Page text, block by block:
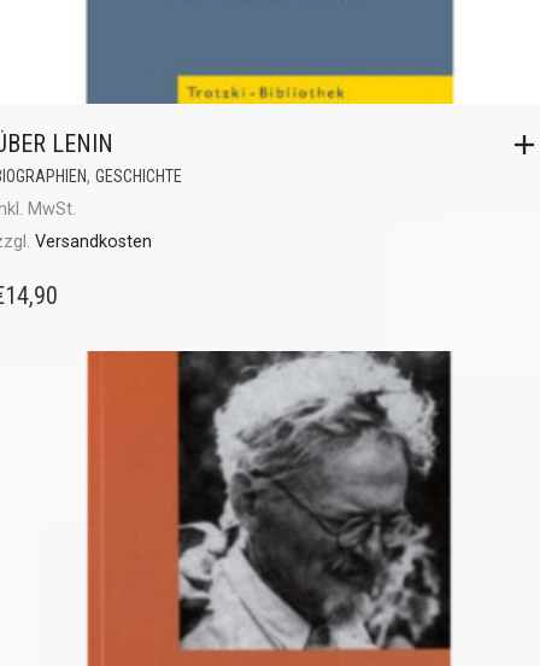
LENIN
, GESCHICHTE
MwSt.
Versandkosten
14,90